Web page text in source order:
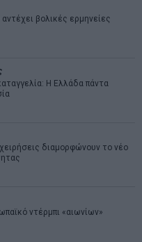
βολικές ερμηνείες
Η Ελλάδα πάντα
διαμορφώνουν το νέο
ντέρμπι «αιωνίων»